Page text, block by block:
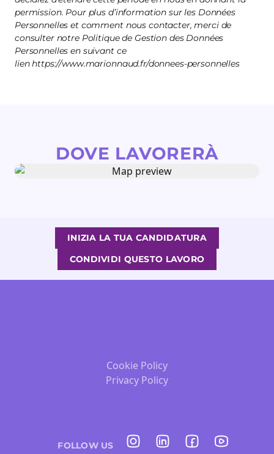
permission. Pour plus d’information sur les Données
Personnelles et comment nous contacter, merci de
consulter notre Politique de Gestion des Données
Personnelles en suivant ce
lien https://www.marionnaud.fr/donnees-personnelles
DOVE LAVORERÀ
INIZIA LA TUA CANDIDATURA
CONDIVIDI QUESTO LAVORO
Cookie Policy
Privacy Policy
FOLLOW US